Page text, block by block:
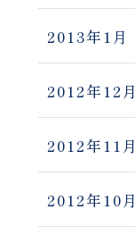
2013年1月
2012年12月
2012年11月
2012年10月